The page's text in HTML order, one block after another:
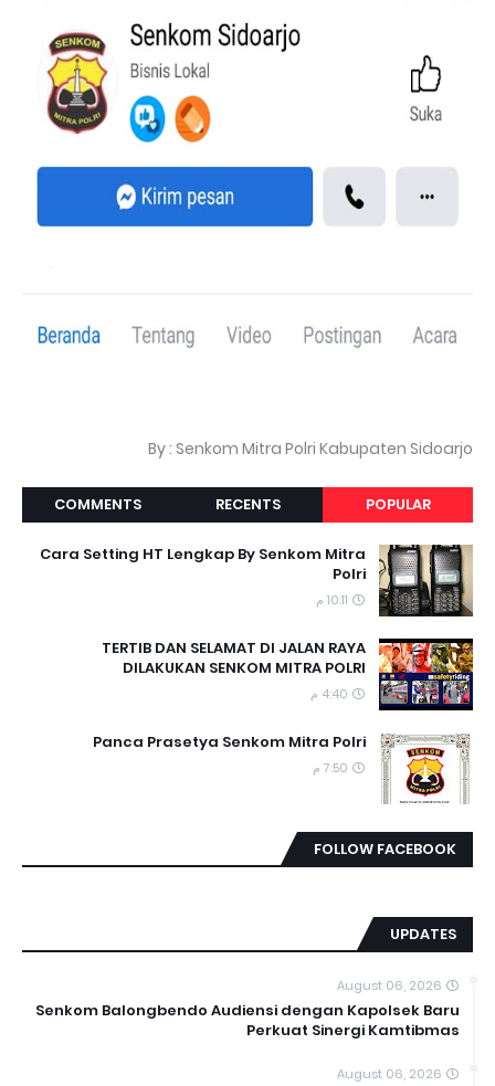
By : Senkom Mitra Polri Kabupaten Sidoarjo
POPULAR
RECENTS
COMMENTS
Cara Setting HT Lengkap By Senkom Mitra
Polri
10:11 م
TERTIB DAN SELAMAT DI JALAN RAYA
DILAKUKAN SENKOM MITRA POLRI
4:40 م
Panca Prasetya Senkom Mitra Polri
7:50 م
FOLLOW FACEBOOK
UPDATES
August 06, 2026
Senkom Balongbendo Audiensi dengan Kapolsek Baru
Perkuat Sinergi Kamtibmas
August 06, 2026